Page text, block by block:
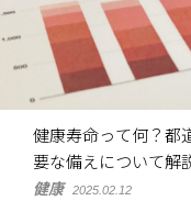
健康寿命って何？都
要な備えについて解
健康 2025.02.12